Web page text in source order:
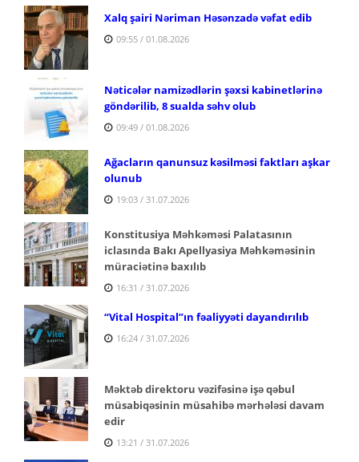
Xalq şairi Nəriman Həsənzadə vəfat edib
09:55 / 01.08.2026
Nəticələr namizədlərin şəxsi kabinetlərinə
göndərilib, 8 sualda səhv olub
09:49 / 01.08.2026
Ağacların qanunsuz kəsilməsi faktları aşkar
olunub
19:03 / 31.07.2026
Konstitusiya Məhkəməsi Palatasının
iclasında Bakı Apellyasiya Məhkəməsinin
müraciətinə baxılıb
16:31 / 31.07.2026
“Vital Hospital”ın fəaliyyəti dayandırılıb
16:24 / 31.07.2026
Məktəb direktoru vəzifəsinə işə qəbul
müsabiqəsinin müsahibə mərhələsi davam
edir
13:21 / 31.07.2026